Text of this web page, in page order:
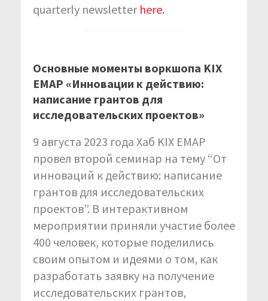
quarterly newsletter here.
Основные моменты воркшопа KIX
EMAP «Инновации к действию:
написание грантов для
исследовательских проектов»
9 августа 2023 года Хаб KIX EMAP
провел второй семинар на тему “От
инноваций к действию: написание
грантов для исследовательских
проектов”. В интерактивном
мероприятии приняли участие более
400 человек, которые поделились
своим опытом и идеями о том, как
разработать заявку на получение
исследовательских грантов,